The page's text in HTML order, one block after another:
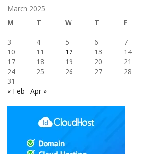
March 2025
M
T W T F
3
4 5 6 7
10
11 12 13 14
17
18 19 20 21
24
25 26 27 28
31
« Feb
Apr »